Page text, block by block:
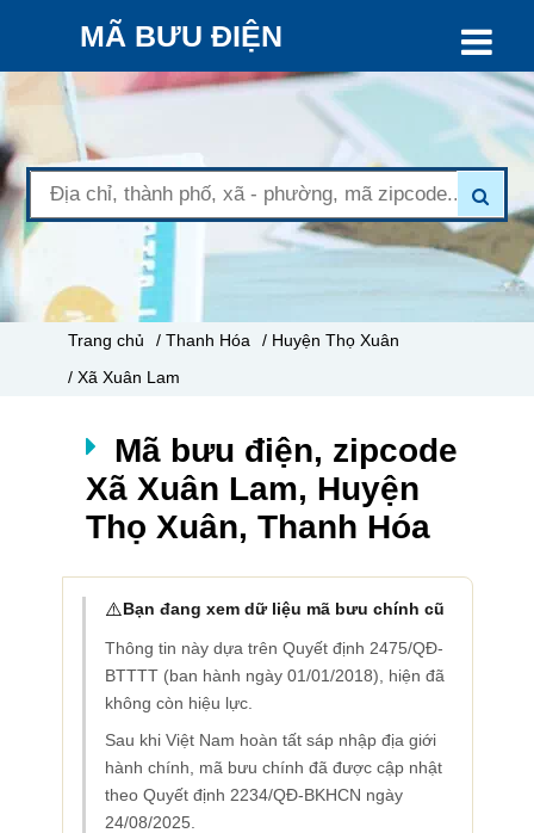
MÃ BƯU ĐIỆN
Trang chủ / Thanh Hóa
/ Huyện Thọ Xuân
/ Xã Xuân Lam
Mã bưu điện, zipcode
Xã Xuân Lam, Huyện
Thọ Xuân, Thanh Hóa
⚠️Bạn đang xem dữ liệu mã bưu chính cũ
Thông tin này dựa trên Quyết định 2475/QĐ-
BTTTT (ban hành ngày 01/01/2018), hiện đã
không còn hiệu lực.
Sau khi Việt Nam hoàn tất sáp nhập địa giới
hành chính, mã bưu chính đã được cập nhật
theo Quyết định 2234/QĐ-BKHCN ngày
24/08/2025.